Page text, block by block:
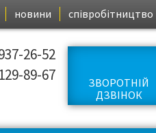
новини співробітництво
26-52
89-67
ЗВОРОТНІЙ
ДЗВІНОК